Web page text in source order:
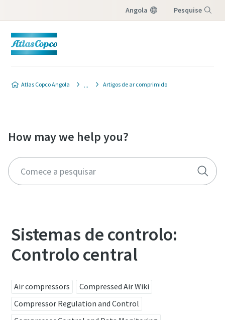
Angola Pesquise
Atlas Copco Angola Artigos de ar comprimido
How may we help you?
Sistemas de controlo:
Controlo central
Air compressors
Compressed Air Wiki
Compressor Regulation and Control